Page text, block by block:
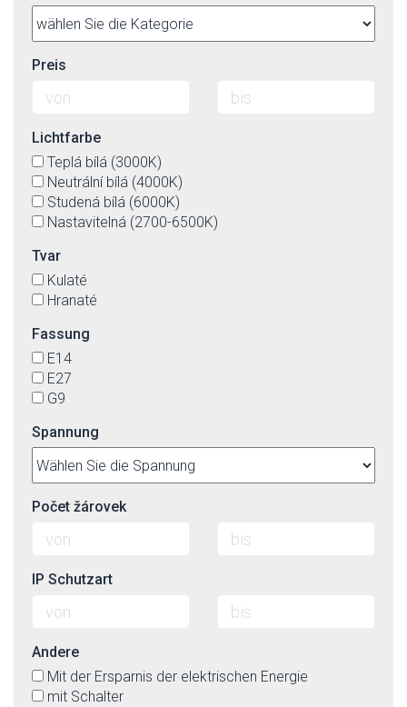
Preis
Lichtfarbe
Teplá bílá (3000K)
Neutrální bílá (4000K)
Studená bílá (6000K)
Nastavitelná (2700-6500K)
Tvar
Kulaté
Hranaté
Fassung
E14
E27
G9
Spannung
Počet žárovek
IP Schutzart
Andere
Mit der Ersparnis der elektrischen Energie
mit Schalter